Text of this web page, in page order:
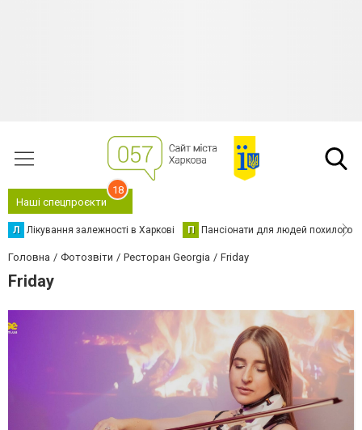
Наші спецпроєкти
18
Л Лікування залежності в Харкові П Пансіонати для людей похилого
Головна Фотозвіти Ресторан Georgia Friday
Friday